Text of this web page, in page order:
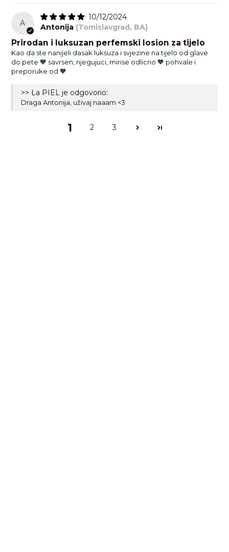
A
10/12/2024
Antonija (Tomislavgrad, BA)
Prirodan i luksuzan perfemski losion za tijelo
Kao da ste nanijeli dasak luksuza i svjezine na tijelo od glave
do pete 🧡 savrsen, njegujuci, mirise odlicno 🧡 pohvale i
preporuke od 🧡
>> La PIEL je odgovorio:
Draga Antonija, uživaj naaam <3
1 2 3